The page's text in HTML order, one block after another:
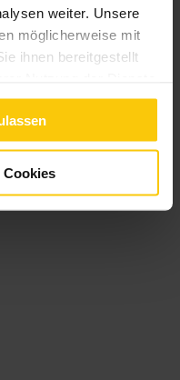
weiter. Unsere
möglicherweise mit
ihnen bereitgestellt